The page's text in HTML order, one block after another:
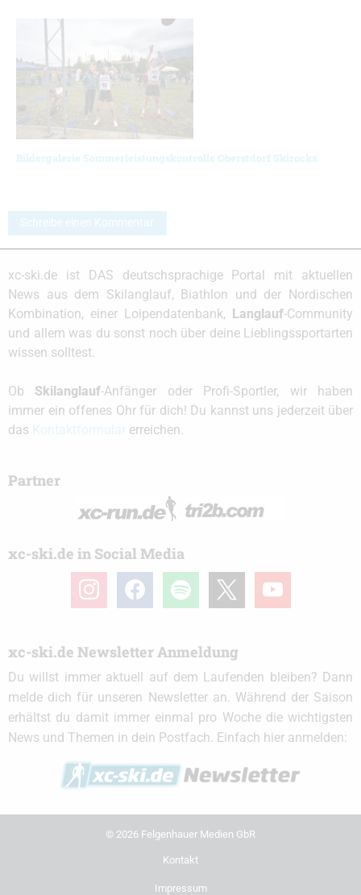
Bildergalerie Sommerleistungskontrolle Oberstdorf Skirocks
Schreibe einen Kommentar
xc-ski.de ist DAS deutschsprachige Portal mit aktuellen
News aus dem Skilanglauf, Biathlon und der Nordischen
Kombination, einer Loipendatenbank, Langlauf-Community
und allem was du sonst noch über deine Lieblingssportarten
wissen solltest.
Ob Skilanglauf-Anfänger oder Profi-Sportler, wir haben
immer ein offenes Ohr für dich! Du kannst uns jederzeit über
das
erreichen.
Partner
xc-ski.de in Social Media
instagramfacebook spotify youtube
xc-ski.de Newsletter Anmeldung
Du willst immer aktuell auf dem Laufenden bleiben? Dann
melde dich für unseren Newsletter an. Während der Saison
erhältst du damit immer einmal pro Woche die wichtigsten
News und Themen in dein Postfach. Einfach hier anmelden:
© 2026 Felgenhauer Medien GbR
Kontakt
Impressum